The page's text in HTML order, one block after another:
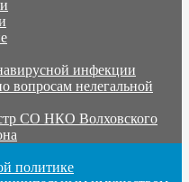
инфекции
вопросам нелегальной
СО НКО Волховского
политике